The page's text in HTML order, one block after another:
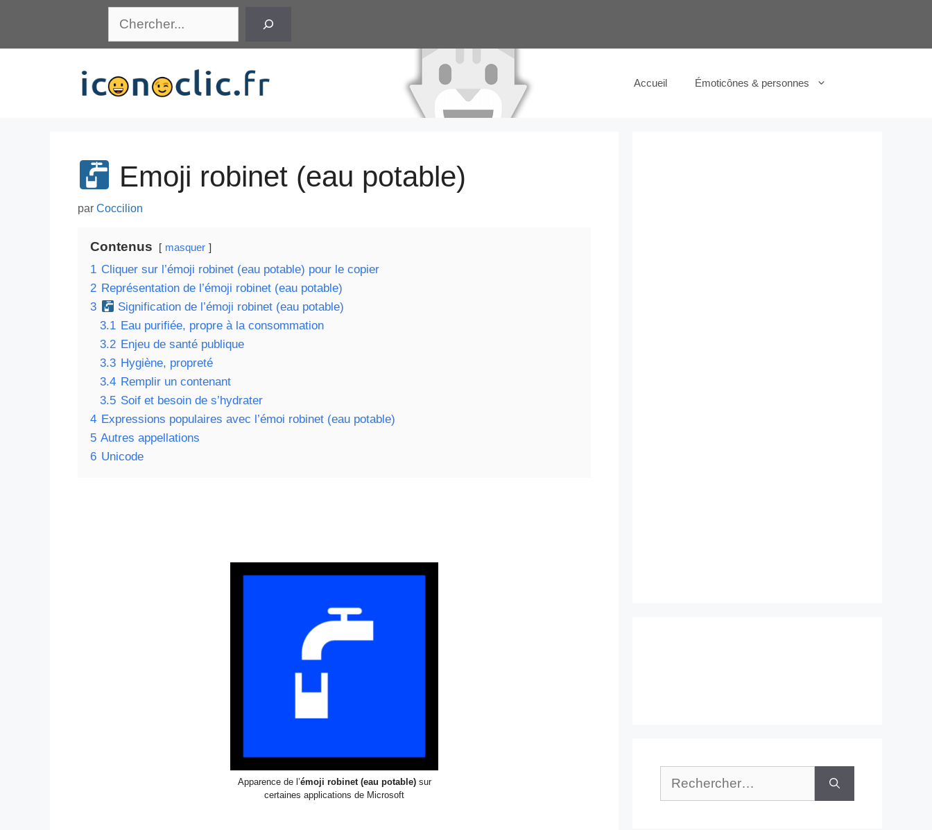
contenu
Accueil Émoticônes & personnes
Emoji robinet (eau potable)
par Coccilion
Contenus masquer
1 Cliquer sur l’émoji robinet (eau potable) pour le copier
2 Représentation de l’émoji robinet (eau potable)
3
Signification de l’émoji robinet (eau potable)
3.1 Eau purifiée, propre à la consommation
3.2 Enjeu de santé publique
3.3 Hygiène, propreté
3.4 Remplir un contenant
3.5 Soif et besoin de s’hydrater
4 Expressions populaires avec l’émoi robinet (eau potable)
5 Autres appellations
6 Unicode
Apparence de l’émoji robinet (eau potable) sur
certaines applications de Microsoft